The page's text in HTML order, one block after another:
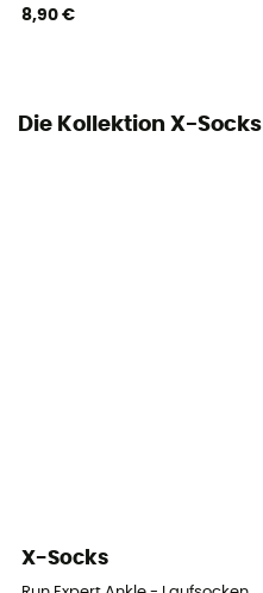
8,90 €
Die Kollektion X-Socks
X-Socks